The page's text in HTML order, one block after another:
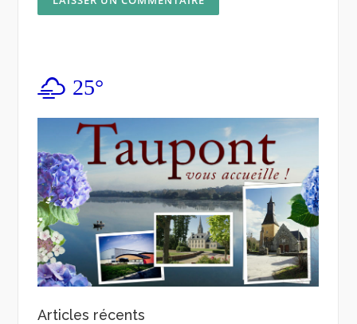
25°
Articles récents